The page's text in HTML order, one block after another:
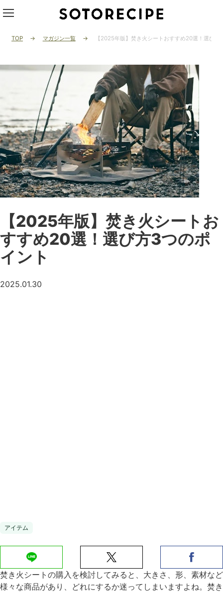
TOP マガジン一覧 【2025年版】焚き火シートおすすめ20選！選び方
【2025年版】焚き火シートお
すすめ20選！選び方3つのポ
イント
2025.01.30
アイテム
焚き火シートの購入を検討してみると、大きさ、形、素材など
様々な商品があり、どれにするか迷ってしまいますよね。焚き